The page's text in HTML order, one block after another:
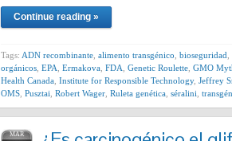
Continue reading »
Tags: ADN recombinante alimento transgénico bioseguridad
orgánicos EPA Ermakova FDA Genetic Roulette GMO
Health Canada Institute for Responsible Technology, Jeffrey
OMS Pusztai Robert Wager Ruleta genética séralini
MAR